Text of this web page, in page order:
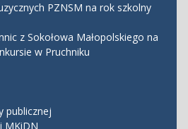
PZNSM na rok szkolny
z Sokołowa Małopolskiego na
w Pruchniku
publicznej
MKiDN